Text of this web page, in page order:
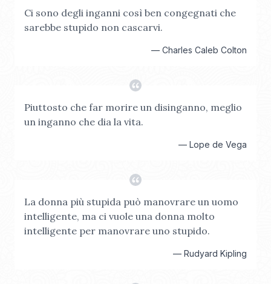
Ci sono degli inganni così ben congegnati che
sarebbe stupido non cascarvi.
— Charles Caleb Colton
Piuttosto che far morire un disinganno, meglio
un inganno che dia la vita.
— Lope de Vega
La donna più stupida può manovrare un uomo
intelligente, ma ci vuole una donna molto
intelligente per manovrare uno stupido.
— Rudyard Kipling